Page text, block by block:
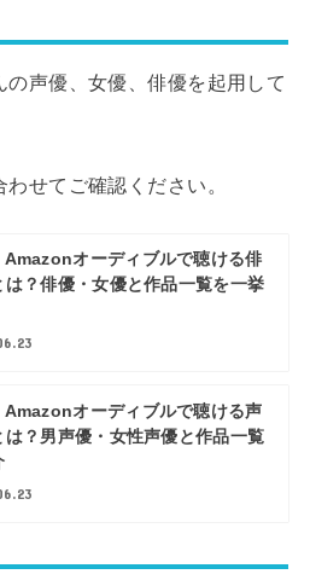
の声優、女優、俳優を起用して
せてご確認ください。
Amazonオーディブルで聴ける俳
は？俳優・女優と作品一覧を一挙
Amazonオーディブルで聴ける声
は？男声優・女性声優と作品一覧